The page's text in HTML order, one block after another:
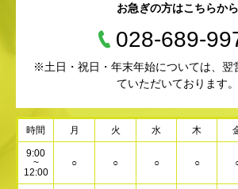
お急ぎの方はこちらから
028-689-
※土日・祝日・年末年始については、翌
ていただいております。
時間 月 火 水 木
9:00
~
12:00
○ ○ ○ ○